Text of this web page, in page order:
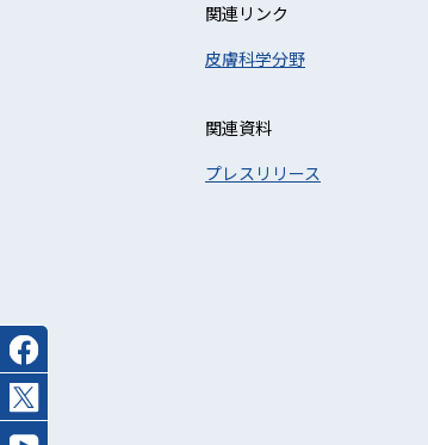
関連リンク
皮膚科学分野
関連資料
プレスリリース